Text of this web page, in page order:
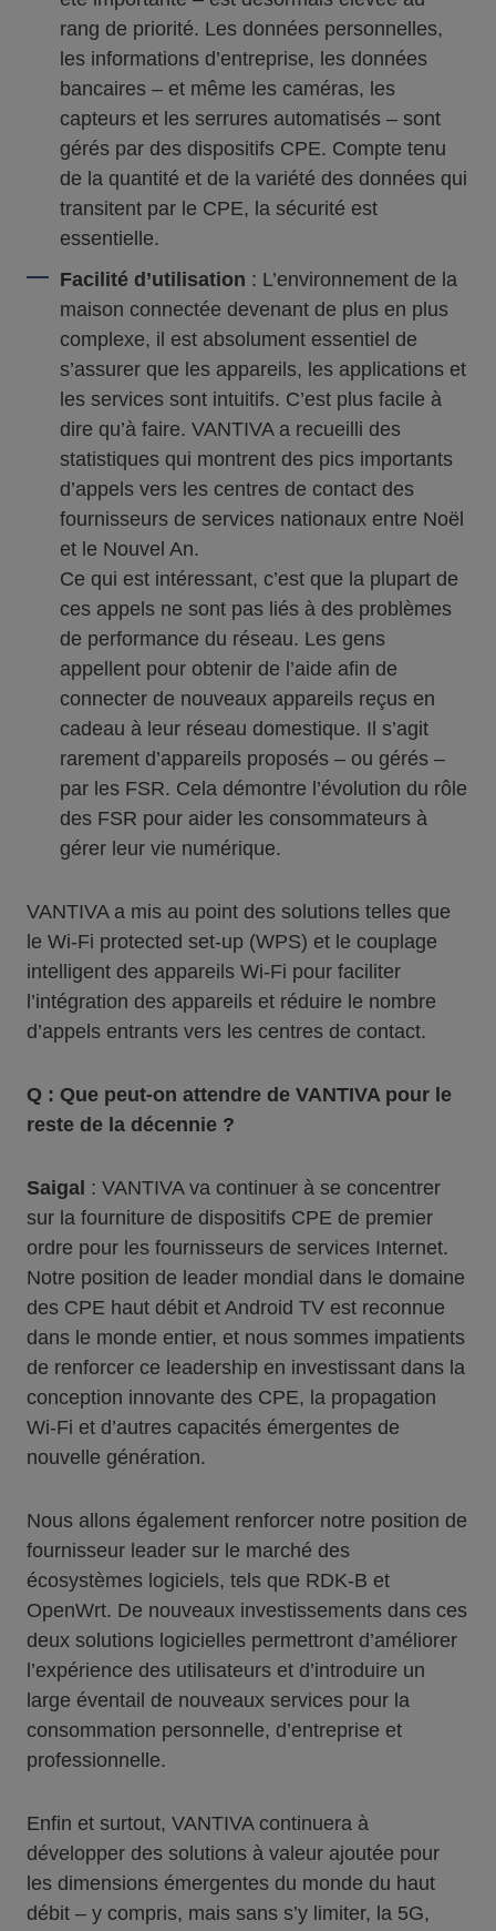
rang de priorité. Les données personnelles,
les informations d’entreprise, les données
bancaires – et même les caméras, les
capteurs et les serrures automatisés – sont
gérés par des dispositifs CPE. Compte tenu
de la quantité et de la variété des données qui
transitent par le CPE, la sécurité est
essentielle.
Facilité d’utilisation : L’environnement de la
maison connectée devenant de plus en plus
complexe, il est absolument essentiel de
s’assurer que les appareils, les applications et
les services sont intuitifs. C’est plus facile à
dire qu’à faire. VANTIVA a recueilli des
statistiques qui montrent des pics importants
d’appels vers les centres de contact des
fournisseurs de services nationaux entre Noël
et le Nouvel An.
Ce qui est intéressant, c’est que la plupart de
ces appels ne sont pas liés à des problèmes
de performance du réseau. Les gens
appellent pour obtenir de l’aide afin de
connecter de nouveaux appareils reçus en
cadeau à leur réseau domestique. Il s’agit
rarement d’appareils proposés – ou gérés –
par les FSR. Cela démontre l’évolution du rôle
des FSR pour aider les consommateurs à
gérer leur vie numérique.
VANTIVA a mis au point des solutions telles que
le Wi-Fi protected set-up (WPS) et le couplage
intelligent des appareils Wi-Fi pour faciliter
l’intégration des appareils et réduire le nombre
d’appels entrants vers les centres de contact.
Q : Que peut-on attendre de VANTIVA pour le
reste de la décennie ?
Saigal : VANTIVA va continuer à se concentrer
sur la fourniture de dispositifs CPE de premier
ordre pour les fournisseurs de services Internet.
Notre position de leader mondial dans le domaine
des CPE haut débit et Android TV est reconnue
dans le monde entier, et nous sommes impatients
de renforcer ce leadership en investissant dans la
conception innovante des CPE, la propagation
Wi-Fi et d’autres capacités émergentes de
nouvelle génération.
Nous allons également renforcer notre position de
fournisseur leader sur le marché des
écosystèmes logiciels, tels que RDK-B et
OpenWrt. De nouveaux investissements dans ces
deux solutions logicielles permettront d’améliorer
l’expérience des utilisateurs et d’introduire un
large éventail de nouveaux services pour la
consommation personnelle, d’entreprise et
professionnelle.
Enfin et surtout, VANTIVA continuera à
développer des solutions à valeur ajoutée pour
les dimensions émergentes du monde du haut
débit – y compris, mais sans s’y limiter, la 5G,